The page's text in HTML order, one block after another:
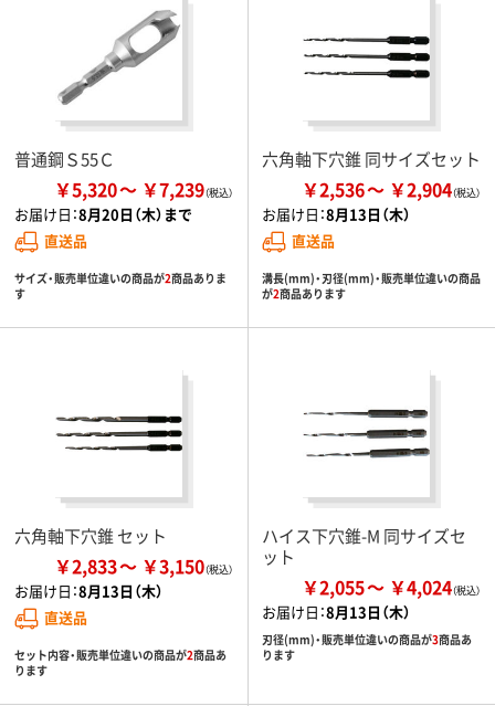
普通鋼Ｓ55Ｃ
￥5,320 ￥7,239
お届け日：8月20日（木）まで
直送品
サイズ・販売単位違いの商品が2商品ありま
す
六角軸下穴錐 同サイズセット
￥2,536 ￥2,904
お届け日：8月13日（木）
直送品
溝長(mm)・刃径(mm)・販売単位違いの商品
が2商品あります
六角軸下穴錐 セット
￥2,833 ￥3,150
お届け日：8月13日（木）
直送品
セット内容・販売単位違いの商品が2商品あ
ります
ハイス下穴錐-M 同サイズセ
ット
￥2,055 ￥4,024
お届け日：8月13日（木）
刃径(mm)・販売単位違いの商品が3商品あ
ります